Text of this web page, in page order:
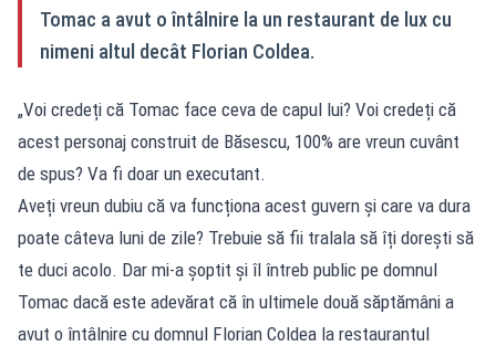
Tomac a avut o întâlnire la un restaurant de lux cu
nimeni altul decât Florian Coldea.
„Voi credeți că Tomac face ceva de capul lui? Voi credeți că
acest personaj construit de Băsescu, 100% are vreun cuvânt
de spus? Va fi doar un executant.
Aveți vreun dubiu că va funcționa acest guvern și care va dura
poate câteva luni de zile? Trebuie să fii tralala să îți dorești să
te duci acolo. Dar mi-a șoptit și îl întreb public pe domnul
Tomac dacă este adevărat că în ultimele două săptămâni a
avut o întâlnire cu domnul Florian Coldea la restaurantul